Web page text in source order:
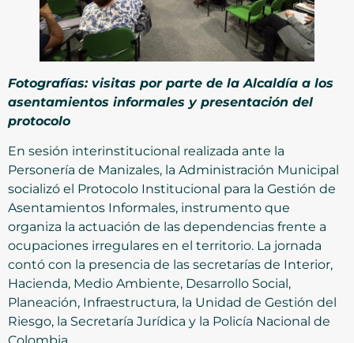
Fotografías: visitas por parte de la Alcaldía a los
asentamientos informales y presentación del
protocolo
En sesión interinstitucional realizada ante la
Personería de Manizales, la Administración Municipal
socializó el Protocolo Institucional para la Gestión de
Asentamientos Informales, instrumento que
organiza la actuación de las dependencias frente a
ocupaciones irregulares en el territorio. La jornada
contó con la presencia de las secretarías de Interior,
Hacienda, Medio Ambiente, Desarrollo Social,
Planeación, Infraestructura, la Unidad de Gestión del
Riesgo, la Secretaría Jurídica y la Policía Nacional de